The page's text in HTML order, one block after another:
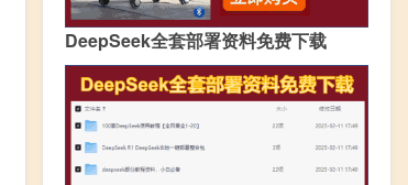
DeepSeek全套部署资料免费下载